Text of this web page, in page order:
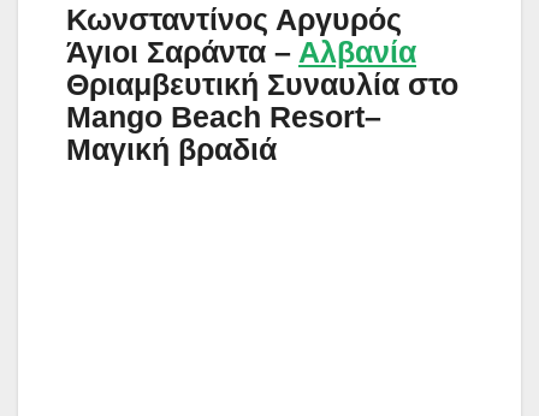
Κωνσταντίνος Αργυρός
Άγιοι Σαράντα – Αλβανία
Θριαμβευτική Συναυλία στο
Mango Beach Resort–
Μαγική βραδιά